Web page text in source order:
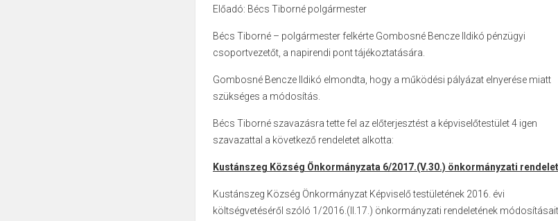
Előadó: Bécs Tiborné polgármester
Bécs Tiborné – polgármester felkérte Gombosné Bencze Ildikó pénzügyi
csoportvezetőt, a napirendi pont tájékoztatására.
Gombosné Bencze Ildikó elmondta, hogy a működési pályázat elnyerése miatt
szükséges a módosítás.
Bécs Tiborné szavazásra tette fel az előterjesztést a képviselőtestület 4 igen
szavazattal a következő rendeletet alkotta:
Kustánszeg Község Önkormányzata 6/2017.(V.30.) önkormányzati
Kustánszeg Község Önkormányzat Képviselő testületének 2016. évi
költségvetéséről szóló 1/2016.(II.17.) önkormányzati rendeletének módosításait